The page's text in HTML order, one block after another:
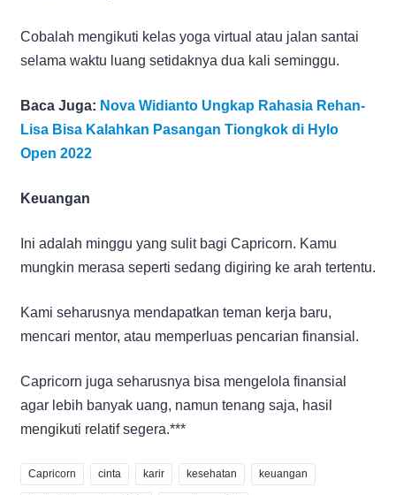
Cobalah mengikuti kelas yoga virtual atau jalan santai
selama waktu luang setidaknya dua kali seminggu.
Baca Juga: Nova Widianto Ungkap Rahasia Rehan-
Lisa Bisa Kalahkan Pasangan Tiongkok di Hylo
Open 2022
Keuangan
Ini adalah minggu yang sulit bagi Capricorn. Kamu
mungkin merasa seperti sedang digiring ke arah tertentu.
Kami seharusnya mendapatkan teman kerja baru,
mencari mentor, atau memperluas pencarian finansial.
Capricorn juga seharusnya bisa mengelola finansial
agar lebih banyak uang, namun tenang saja, hasil
mengikuti relatif segera.***
Capricorn cinta karir kesehatan keuangan